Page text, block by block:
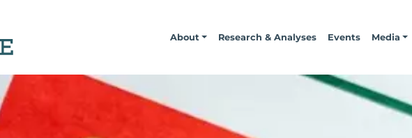
About Research & Analyses Events Media